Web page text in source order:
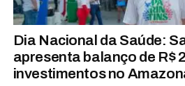
Dia Nacional da Saúde:
apresenta balanço de R$
investimentos no